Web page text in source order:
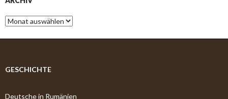
A
r
c
v
GESCHICHTE
Deutsche in Rumänien